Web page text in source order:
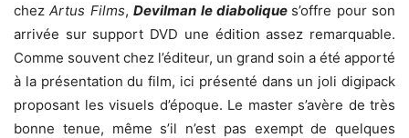
chez Artus Films,Devilman le diabolique s’offre pour son
arrivée sur support DVD une édition assez remarquable.
Comme souvent chez l’éditeur, un grand soin a été apporté
à la présentation du film, ici présenté dans un joli digipack
proposant les visuels d’époque. Le master s’avère de très
bonne tenue, même s’il n’est pas exempt de quelques